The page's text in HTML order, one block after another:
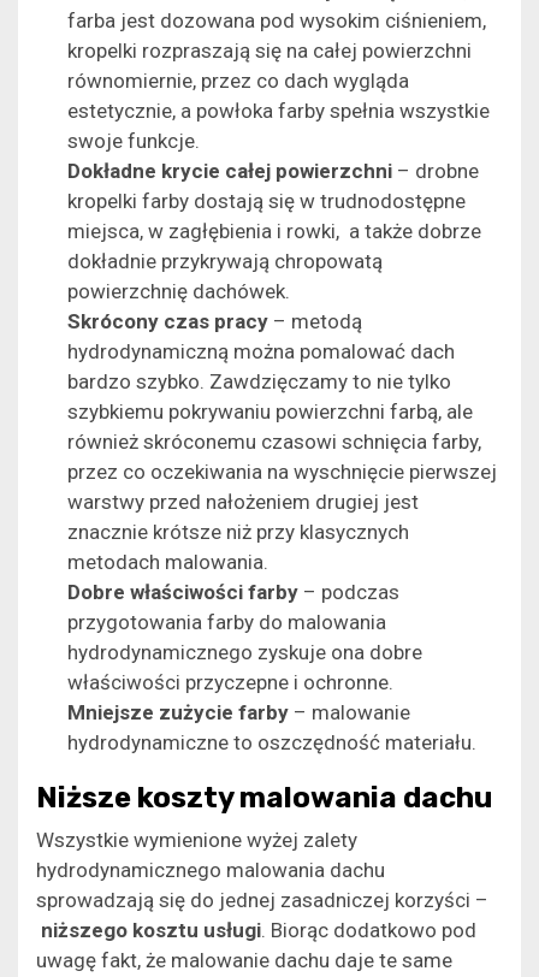
farba jest dozowana pod wysokim ciśnieniem,
kropelki rozpraszają się na całej powierzchni
równomiernie, przez co dach wygląda
estetycznie, a powłoka farby spełnia wszystkie
swoje funkcje.
Dokładne krycie całej powierzchni– drobne
kropelki farby dostają się w trudnodostępne
miejsca, w zagłębienia i rowki, a także dobrze
dokładnie przykrywają chropowatą
powierzchnię dachówek.
Skrócony czas pracy– metodą
hydrodynamiczną można pomalować dach
bardzo szybko. Zawdzięczamy to nie tylko
szybkiemu pokrywaniu powierzchni farbą, ale
również skróconemu czasowi schnięcia farby,
przez co oczekiwania na wyschnięcie pierwszej
warstwy przed nałożeniem drugiej jest
znacznie krótsze niż przy klasycznych
metodach malowania.
Dobre właściwości farby– podczas
przygotowania farby do malowania
hydrodynamicznego zyskuje ona dobre
właściwości przyczepne i ochronne.
Mniejsze zużycie farby– malowanie
hydrodynamiczne to oszczędność materiału.
Niższe koszty malowania dachu
Wszystkie wymienione wyżej zalety
hydrodynamicznego malowania dachu
sprowadzają się do jednej zasadniczej korzyści –
niższego kosztu usługi. Biorąc dodatkowo pod
uwagę fakt, że malowanie dachu daje te same